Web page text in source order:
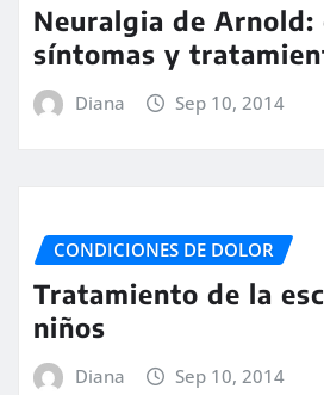
Neuralgia de Arnold:
síntomas y
Diana Sep 10, 2014
CONDICIONES DE DOLOR
Tratamiento de la
niños
Diana Sep 10, 2014